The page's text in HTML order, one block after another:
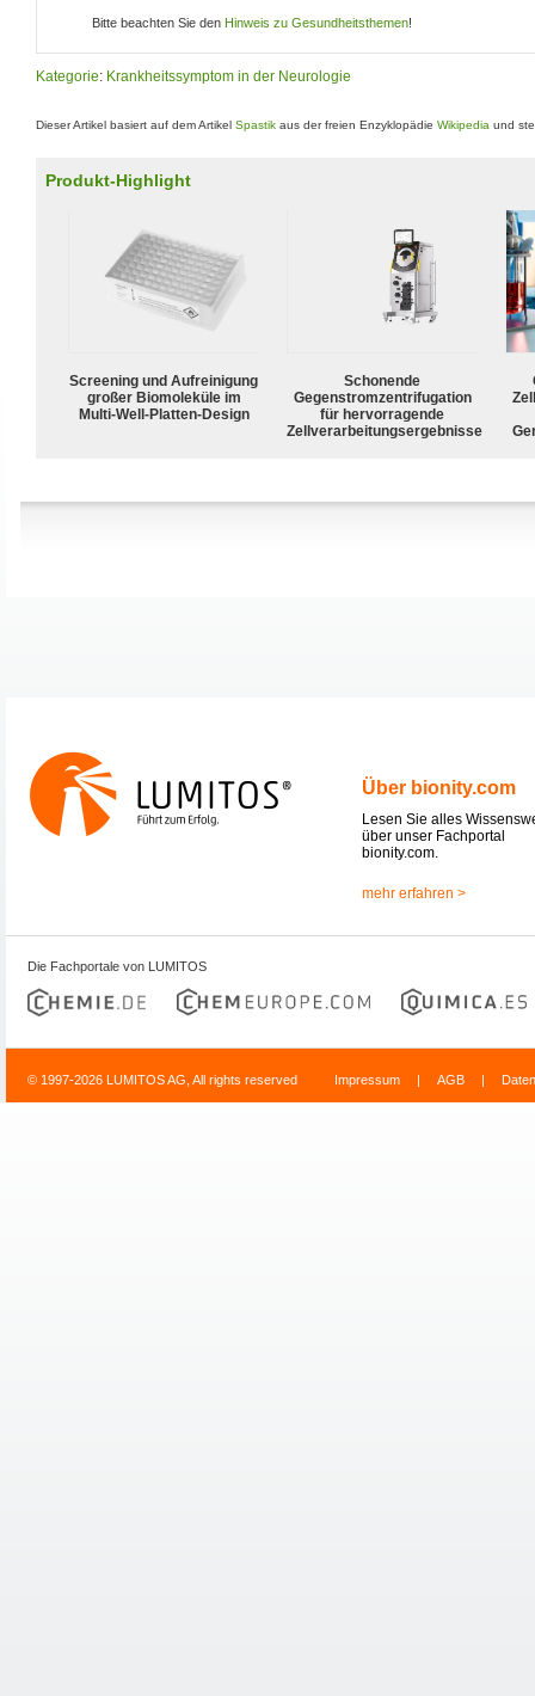
Bitte beachten Sie den Hinweis zu Gesundheitsthemen!
Kategorie: Krankheitssymptom in der Neurologie
Dieser Artikel basiert auf dem Artikel Spastik aus der freien Enzyklopädie Wikipedia und
Produkt-Highlight
Screening und Aufreinigung
großer Biomoleküle im
Multi-Well-Platten-Design
Schonende
Gegenstromzentrifugation
für hervorragende
Zellverarbeitungsergebnisse
Über bionity.com
Lesen Sie alles
über unser Fachportal
bionity.com.
mehr erfahren >
Die Fachportale von LUMITOS
© 1997-2026 LUMITOS AG, All rights reserved Impressum | AGB |